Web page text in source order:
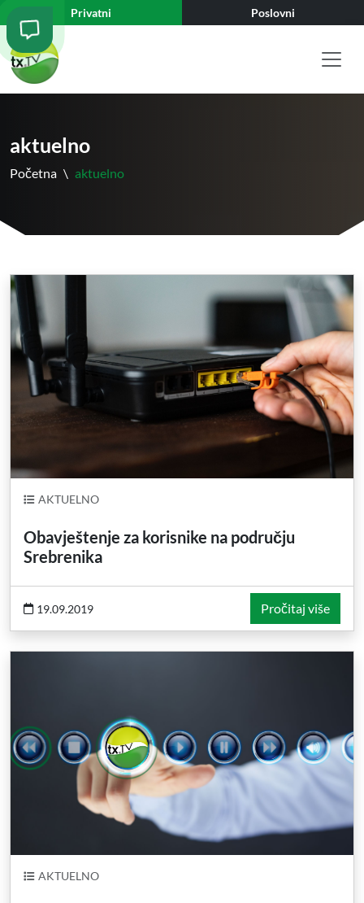
Privatni Poslovni
aktuelno
Početna \ aktuelno
AKTUELNO
Obavještenje za korisnike na području
Srebrenika
19.09.2019 Pročitaj više
AKTUELNO